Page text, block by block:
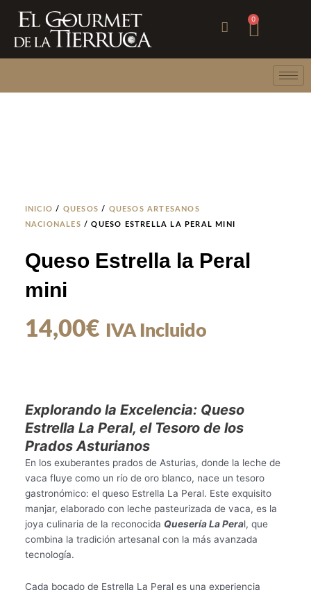
contenido
0
INICIO / QUESOS / QUESOS ARTESANOS
NACIONALES / QUESO ESTRELLA LA PERAL MINI
Queso Estrella la Peral
mini
14,00€ IVA Incluido
Explorando la Excelencia: Queso
Estrella La Peral, el Tesoro de los
Prados Asturianos
En los exuberantes prados de Asturias, donde la leche de
vaca fluye como un río de oro blanco, nace un tesoro
gastronómico: el queso Estrella La Peral. Este exquisito
manjar, elaborado con leche pasteurizada de vaca, es la
joya culinaria de la reconocida Quesería La Peral, que
combina la tradición artesanal con la más avanzada
tecnología.
Cada bocado de Estrella La Peral es una experiencia